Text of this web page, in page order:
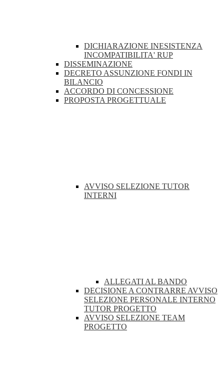
DICHIARAZIONE INESISTENZA
INCOMPATIBILITA' RUP
DISSEMINAZIONE
DECRETO ASSUNZIONE FONDI IN
BILANCIO
ACCORDO DI CONCESSIONE
PROPOSTA PROGETTUALE
AVVISO SELEZIONE TUTOR
INTERNI
ALLEGATI AL BANDO
DECISIONE A CONTRARRE AVVISO
SELEZIONE PERSONALE INTERNO
TUTOR PROGETTO
AVVISO SELEZIONE TEAM
PROGETTO